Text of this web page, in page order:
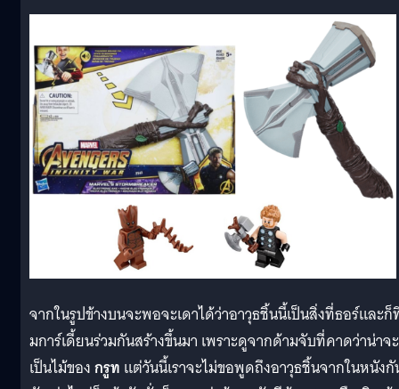
จากในรูปข้างบนจะพอจะเดาได้ว่าอาวุธชิ้นนี้เป็นสิ่งที่ธอร์และก็
มการ์เดี้ยนร่วมกันสร้างขึ้นมา เพราะดูจากด้ามจับที่คาดว่าน่าจะ
เป็นไม้ของกรูท แต่วันนี้เราจะไม่ขอพูดถึงอาวุธชิ้นจากในหนัง